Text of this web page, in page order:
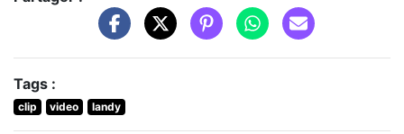
Tags :
clip video landy